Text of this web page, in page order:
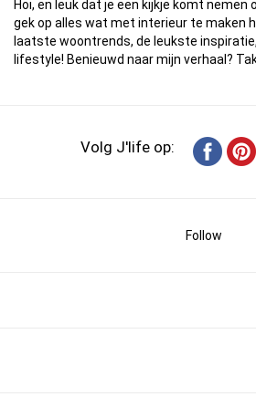
Hoi, en leuk dat je een kijkje komt nemen
gek op alles wat met interieur te maken
laatste woontrends, de leukste
lifestyle! Benieuwd naar mijn verhaal?
Volg J'life op:
Follow